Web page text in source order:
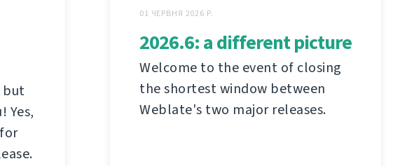
but
Yes,
01 ЧЕРВНЯ 2026 Р.
2026.6: a different picture
Welcome to the event of closing
the shortest window between
Weblate's two major releases.